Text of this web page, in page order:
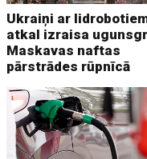
Ukraiņi ar
atkal izraisa
Maskavas naftas
pārstrādes rūpnīcā